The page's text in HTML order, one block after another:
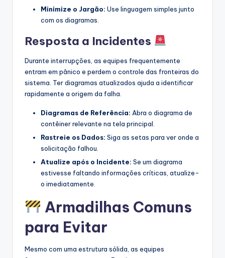
Minimize o Jargão: Use linguagem simples junto
com os diagramas.
Resposta a Incidentes
Durante interrupções, as equipes frequentemente
entram em pânico e perdem o controle das fronteiras do
sistema. Ter diagramas atualizados ajuda a identificar
rapidamente a origem da falha.
Diagramas de Referência: Abra o diagrama de
contêiner relevante na tela principal.
Rastreie os Dados: Siga as setas para ver onde a
solicitação falhou.
Atualize após o Incidente: Se um diagrama
estivesse faltando informações críticas, atualize-
o imediatamente.
Armadilhas Comuns
para Evitar
Mesmo com uma estrutura sólida, as equipes